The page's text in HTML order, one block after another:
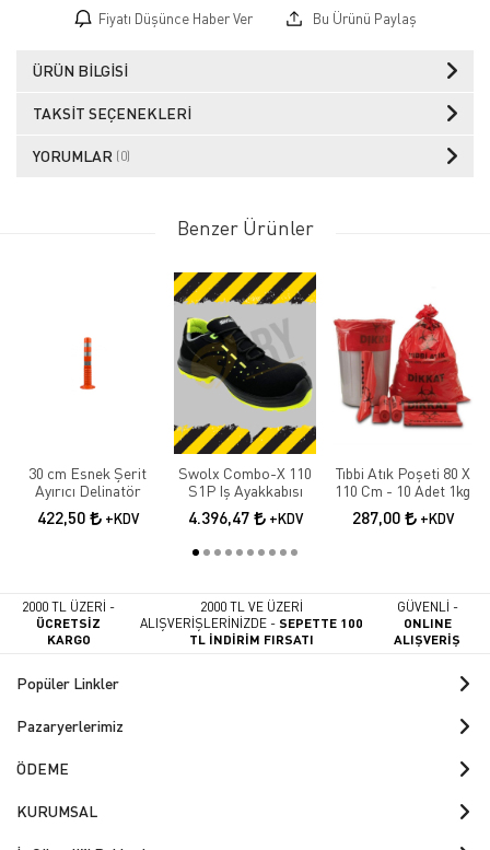
Fiyatı Düşünce Haber Ver Bu Ürünü Paylaş
ÜRÜN BILGISI
TAKSIT SEÇENEKLERI
YORUMLAR (0)
Benzer Ürünler
30 cm Esnek Şerit
Ayırıcı Delinatör
422,50 +KDV
Swolx Combo-X 110
S1P Iş Ayakkabısı
4.396,47 +KDV
Tıbbi Atık Poşeti 80 X
110 Cm - 10 Adet 1kg
287,00 +KDV
2000 TL ÜZERİ -
ÜCRETSİZ
KARGO
2000 TL VE ÜZERİ
ALIŞVERİŞLERİNİZDE -SEPETTE 100
TL İNDİRİM FIRSATI
GÜVENLİ -
ONLINE
ALIŞVERİŞ
Popüler Linkler
Pazaryerlerimiz
ÖDEME
KURUMSAL